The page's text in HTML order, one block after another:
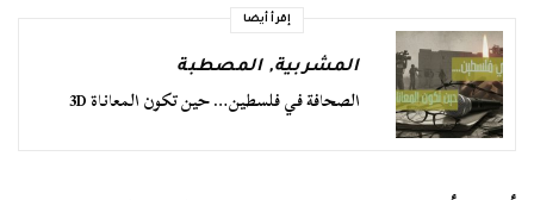
إقرأ أيضا
المشربية,المصطبة
الصحافة في فلسطين… حين تكون المعاناة 3D